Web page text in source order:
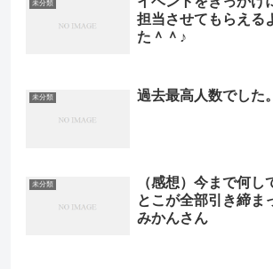
未分類
担当させてもらえる
た＾＾♪
未分類 過去最高人数でした。
未分類
（感想）今まで何し
とこが全部引き締ま
みかんさん